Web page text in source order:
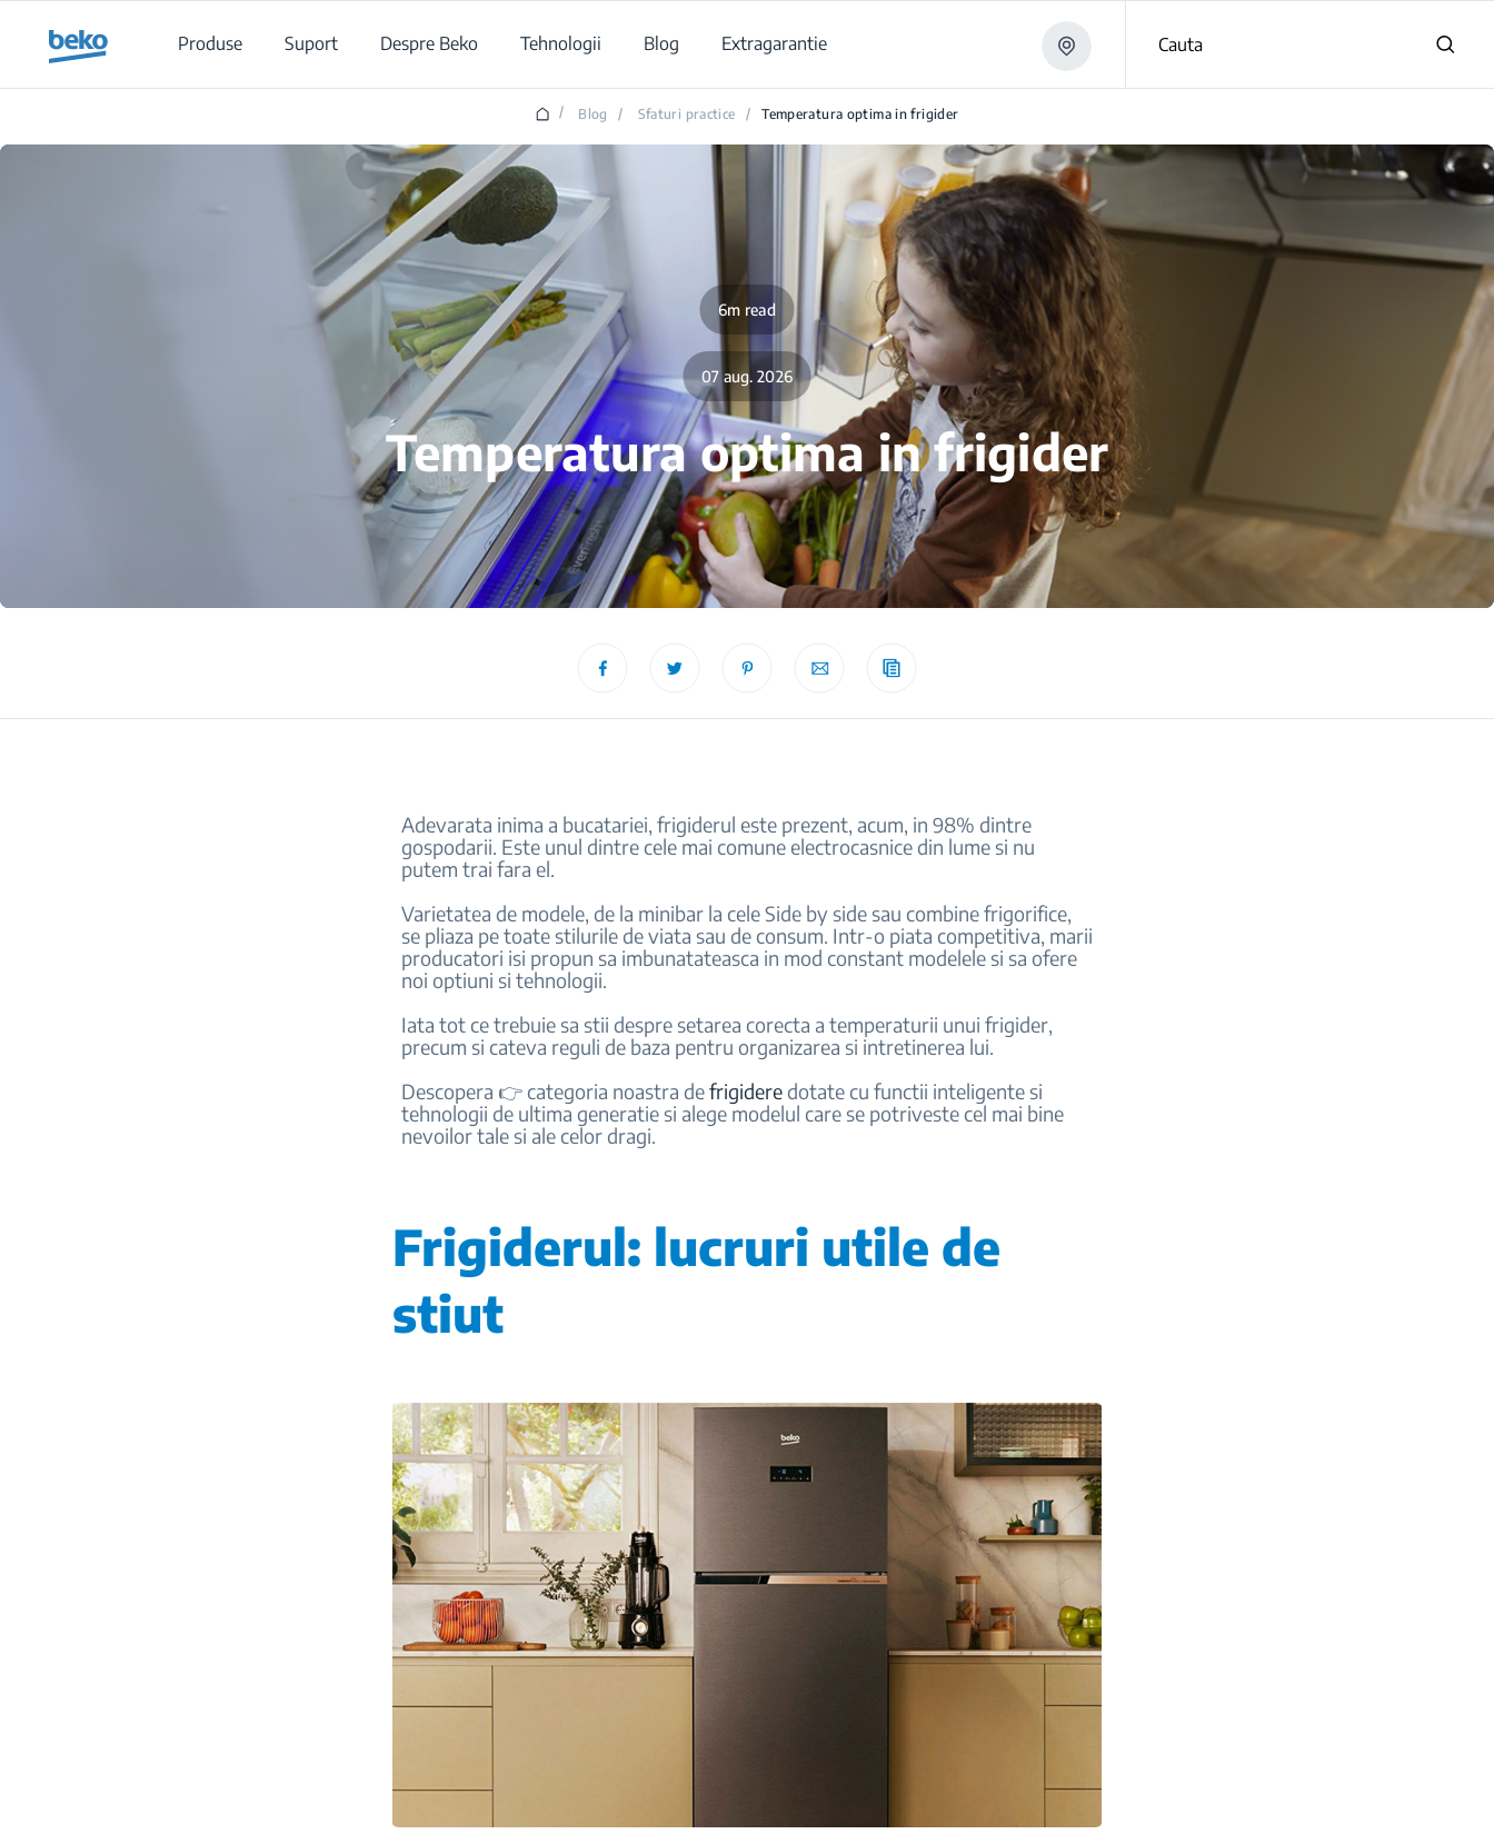
Produse
Suport Despre Beko Tehnologii Blog Extragarantie Cauta
/ Blog / Sfaturi practice / Temperatura optima in frigider
6m read
07 aug. 2026
Temperatura optima in frigider
Adevarata inima a bucatariei, frigiderul este prezent, acum, in 98% dintre
gospodarii. Este unul dintre cele mai comune electrocasnice din lume si nu
putem trai fara el.
Varietatea de modele, de la minibar la cele Side by side sau combine frigorifice,
se pliaza pe toate stilurile de viata sau de consum. Intr-o piata competitiva, marii
producatori isi propun sa imbunatateasca in mod constant modelele si sa ofere
noi optiuni si tehnologii.
Iata tot ce trebuie sa stii despre setarea corecta a temperaturii unui frigider,
precum si cateva reguli de baza pentru organizarea si intretinerea lui.
Descopera 👉 categoria noastra defrigidere dotate cu functii inteligente si
tehnologii de ultima generatie si alege modelul care se potriveste cel mai bine
nevoilor tale si ale celor dragi.
Frigiderul: lucruri utile de
stiut